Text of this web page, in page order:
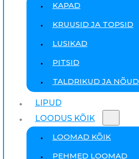
KAPAD
KRUUSID JA TOPSID
LUSIKAD
PITSID
TALDRIKUD JA NÕUD
LIPUD
LOODUS KÕIK
LOOMAD KÕIK
PEHMED LOOMAD